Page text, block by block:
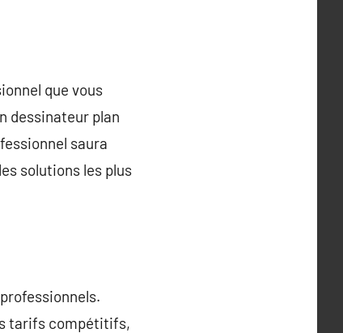
que vous
dessinateur plan
saura
solutions les plus
tarifs compétitifs,